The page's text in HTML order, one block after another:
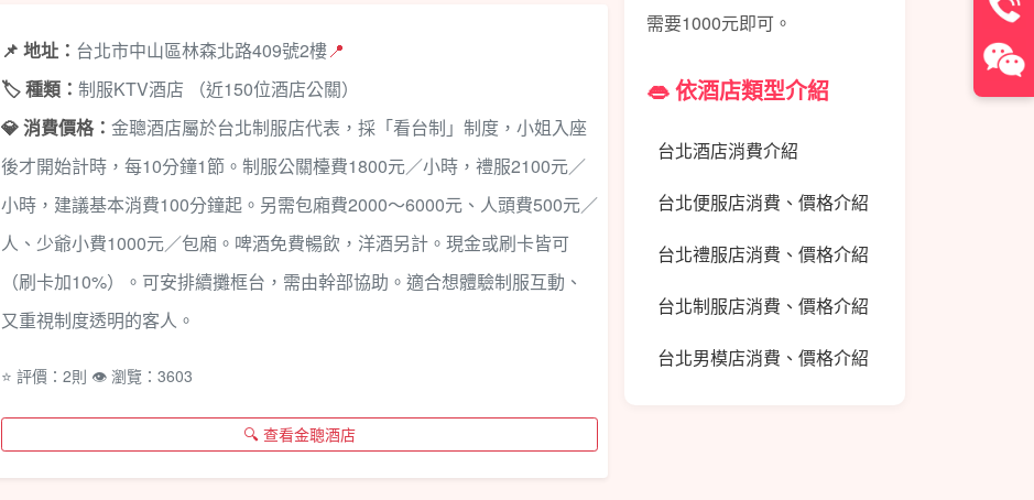
📌 地址： 台北市中山區林森北路409號2樓📍
🏷️ 種類： 制服KTV酒店 （近150位酒店公關）
💎 消費價格： 金聰酒店屬於台北制服店代表，採「看台制」制度，小姐入座
後才開始計時，每10分鐘1節。制服公關檯費1800元／小時，禮服2100元／
小時，建議基本消費100分鐘起。另需包廂費2000～6000元、人頭費500元／
人、少爺小費1000元／包廂。啤酒免費暢飲，洋酒另計。現金或刷卡皆可
（刷卡加10%）。可安排續攤框台，需由幹部協助。適合想體驗制服互動、
又重視制度透明的客人。
⭐ 評價：2則 👁️ 瀏覽：3603
🔍 查看金聰酒店
需要1000元即可。
👄 依酒店類型介紹
台北酒店消費介紹
台北便服店消費、價格介紹
台北禮服店消費、價格介紹
台北制服店消費、價格介紹
台北男模店消費、價格介紹